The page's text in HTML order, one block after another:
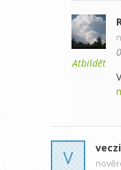
Atbildēt
V